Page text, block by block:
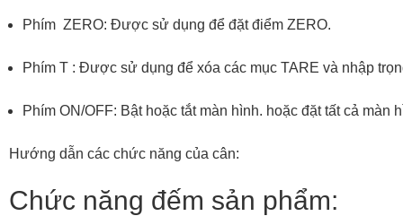
Phím ZERO: Được sử dụng để đặt điểm ZERO.
Phím T : Được sử dụng để xóa các mục TARE và nhập
Phím ON/OFF: Bật hoặc tắt màn hình. hoặc đặt tất cả màn
Hướng dẫn các chức năng của cân:
Chức năng đếm sản phẩm: